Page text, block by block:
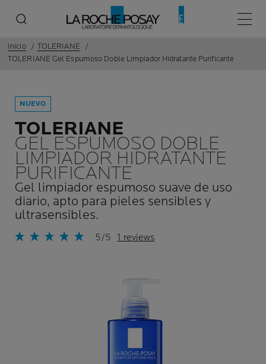
Menú
Inicio
TOLERIANE
TOLERIANE Gel Espumoso Doble Limpiador Hidratante Purificante
NUEVO
TOLERIANE
GEL ESPUMOSO DOBLE
LIMPIADOR HIDRATANTE
PURIFICANTE
Gel limpiador espumoso suave de uso
diario, apto para pieles sensibles y
ultrasensibles.
5/5 1 reviews